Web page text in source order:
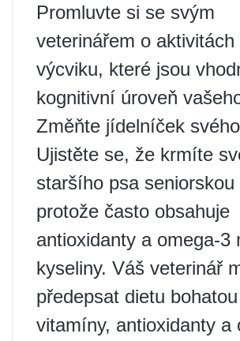
Promluvte si se svým
veterinářem o aktivitách
výcviku, které jsou
kognitivní úroveň
Změňte jídelníček
Ujistěte se, že krmíte
staršího psa seniorskou
protože často obsahuje
antioxidanty a omega-3
kyseliny. Váš veterinář
předepsat dietu
vitamíny, antioxidanty a